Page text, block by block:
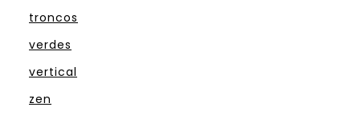
troncos
verdes
vertical
zen